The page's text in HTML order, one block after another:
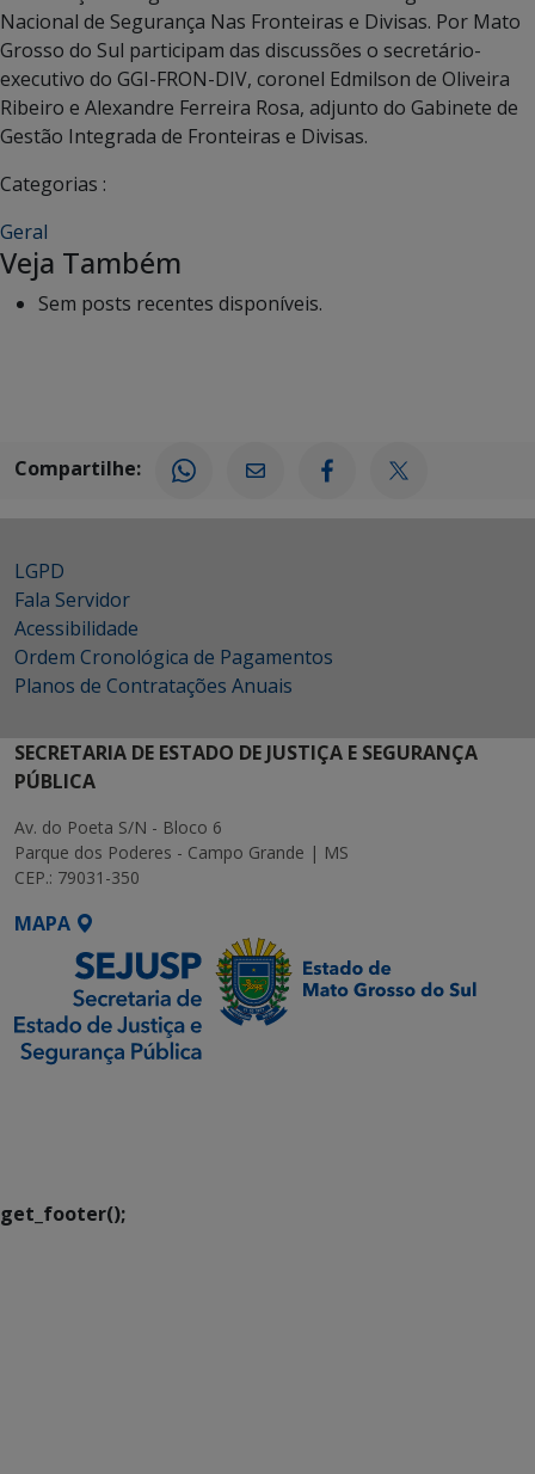
Nacional de Segurança Nas Fronteiras e Divisas. Por Mato
Grosso do Sul participam das discussões o secretário-
executivo do GGI-FRON-DIV, coronel Edmilson de Oliveira
Ribeiro e Alexandre Ferreira Rosa, adjunto do Gabinete de
Gestão Integrada de Fronteiras e Divisas.
Categorias :
Geral
Veja Também
Sem posts recentes disponíveis.
Compartilhe:
LGPD
Fala Servidor
Acessibilidade
Ordem Cronológica de Pagamentos
Planos de Contratações Anuais
SECRETARIA DE ESTADO DE JUSTIÇA E SEGURANÇA
PÚBLICA
Av. do Poeta S/N - Bloco 6
Parque dos Poderes - Campo Grande | MS
CEP.: 79031-350
MAPA
get_footer();